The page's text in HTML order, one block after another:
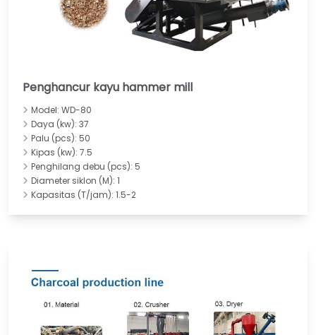
Penghancur kayu hammer mill
Model: WD-80
Daya (kw): 37
Palu (pcs): 50
Kipas (kw): 7.5
Penghilang debu (pcs): 5
Diameter siklon (M): 1
Kapasitas (T/jam): 1.5-2